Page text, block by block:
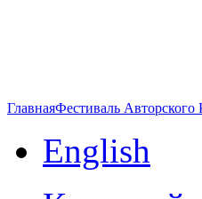
ГлавнаяФестиваль Авторского
English